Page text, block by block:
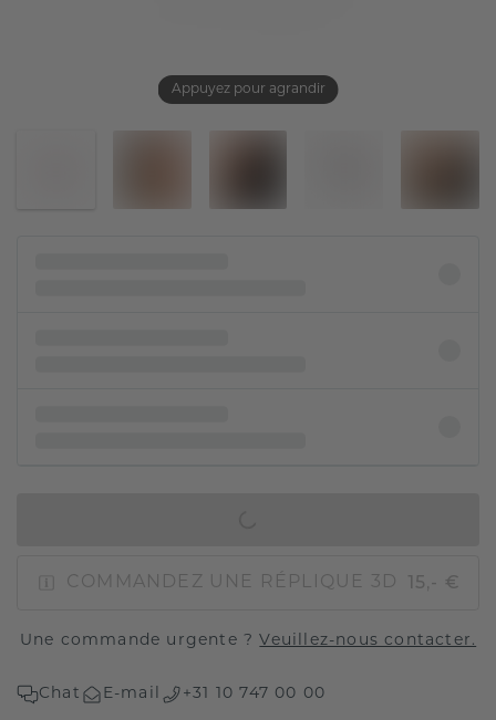
Appuyez pour agrandir
COMMANDEZ UNE RÉPLIQUE 3D 15,- €
Une commande urgente ?Veuillez-nous contacter.
Chat E-mail +31 10 747 00 00